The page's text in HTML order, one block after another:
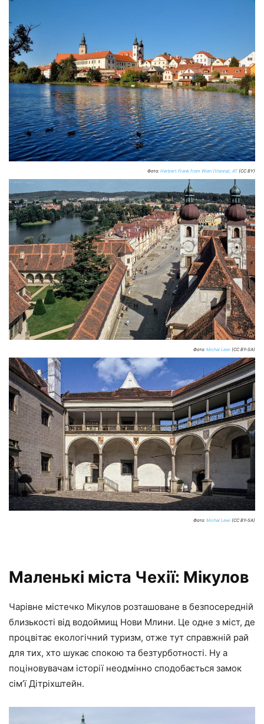
Фото: Herbert Frank from Wien (Vienna), AT (CC BY)
Фото: Michal Lewi (CC BY-SA)
Фото: Michal Lewi (CC BY-SA)
Маленькі міста Чехії: Мікулов
Чарівне містечко Мікулов розташоване в безпосередній
близькості від водоймищ Нови Млини. Це одне з міст, де
процвітає екологічний туризм, отже тут справжній рай
для тих, хто шукає спокою та безтурботності. Ну а
поціновувачам історії неодмінно сподобається замок
сім’ї Дітріхштейн.